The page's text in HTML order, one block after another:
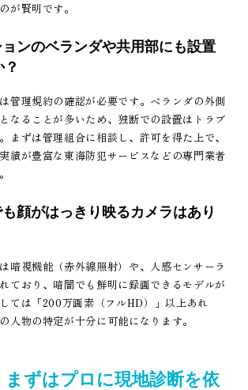
が賢明です。
ンのベランダや共用部にも設置
管理規約の確認が必要です。ベランダの外側
なることが多いため、独断での設置はトラブ
まずは管理組合に相談し、許可を得た上で、
績が豊富な東海防犯サービスなどの専門業者
顔がはっきり映るカメラはあり
暗視機能（赤外線照射）や、人感センサーラ
ており、暗闇でも鮮明に録画できるモデルが
ては「200万画素（フルHD）」以上あれ
人物の特定が十分に可能になります。
まずはプロに現地診断を依